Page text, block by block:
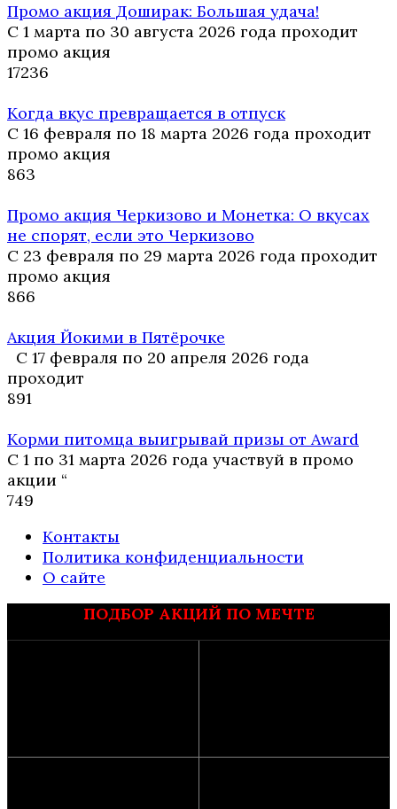
Промо акция Доширак: Большая удача!
С 1 марта по 30 августа 2026 года проходит
промо акция
17236
Когда вкус превращается в отпуск
С 16 февраля по 18 марта 2026 года проходит
промо акция
863
Промо акция Черкизово и Монетка: О вкусах
не спорят, если это Черкизово
С 23 февраля по 29 марта 2026 года проходит
промо акция
866
Акция Йокими в Пятёрочке
С 17 февраля по 20 апреля 2026 года
проходит
891
Корми питомца выигрывай призы от Award
С 1 по 31 марта 2026 года участвуй в промо
акции “
749
Контакты
Политика конфиденциальности
О сайте
ПОДБОР АКЦИЙ ПО МЕЧТЕ